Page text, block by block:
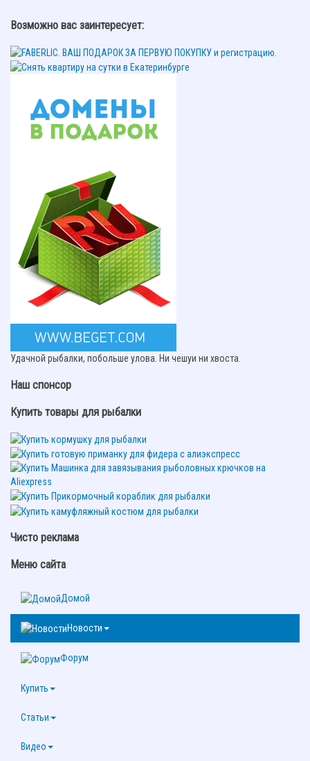
Возможно вас заинтересует:
Удачной рыбалки, побольше улова. Ни чешуи ни хвоста.
Наш спонсор
Купить товары для рыбалки
Чисто реклама
Меню сайта
Домой
Новости
Форум
Купить
Статьи
Видео